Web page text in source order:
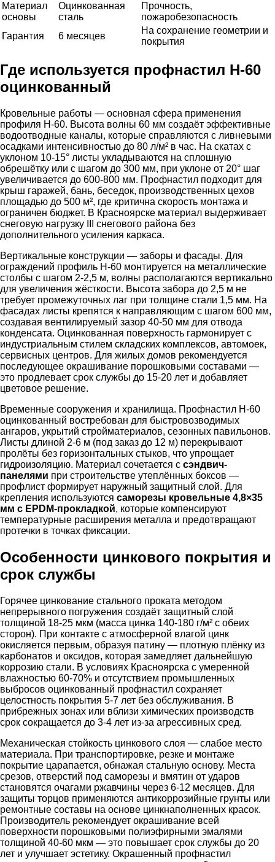
Материал
основы
Оцинкованная
сталь
Прочность,
пожаробезопасность
Гарантия
6 месяцев
На сохранение геометрии и
покрытия
Где используется профнастил Н-60
оцинкованный
Кровельные работы — основная сфера применения
профиля Н-60. Высота волны 60 мм создаёт эффективные
водоотводные каналы, которые справляются с ливневыми
осадками интенсивностью до 80 л/м² в час. На скатах с
уклоном 10-15° листы укладываются на сплошную
обрешётку или с шагом до 300 мм, при уклоне от 20° шаг
увеличивается до 600-800 мм. Профнастил подходит для
крыш гаражей, бань, беседок, производственных цехов
площадью до 500 м², где критична скорость монтажа и
ограничен бюджет. В Красноярске материал выдерживает
снеговую нагрузку III снегового района без
дополнительного усиления каркаса.
Вертикальные конструкции — заборы и фасады. Для
ограждений профиль Н-60 монтируется на металлические
столбы с шагом 2-2,5 м, волны располагаются вертикально
для увеличения жёсткости. Высота забора до 2,5 м не
требует промежуточных лаг при толщине стали 1,5 мм. На
фасадах листы крепятся к направляющим с шагом 600 мм,
создавая вентилируемый зазор 40-50 мм для отвода
конденсата. Оцинкованная поверхность гармонирует с
индустриальным стилем складских комплексов, автомоек,
сервисных центров. Для жилых домов рекомендуется
последующее окрашивание порошковыми составами —
это продлевает срок службы до 15-20 лет и добавляет
цветовое решение.
Временные сооружения и хранилища. Профнастил Н-60
оцинкованный востребован для быстровозводимых
ангаров, укрытий стройматериалов, сезонных павильонов.
Листы длиной 2-6 м (под заказ до 12 м) перекрывают
пролёты без горизонтальных стыков, что упрощает
гидроизоляцию. Материал сочетается с сэндвич-
панелями при строительстве утеплённых боксов —
профлист формирует наружный защитный слой. Для
крепления используются саморезы кровельные 4,8×35
мм с EPDM-прокладкой, которые компенсируют
температурные расширения металла и предотвращают
протечки в точках фиксации.
Особенности цинкового покрытия и
срок службы
Горячее цинкование стального проката методом
непрерывного погружения создаёт защитный слой
толщиной 18-25 мкм (масса цинка 140-180 г/м² с обеих
сторон). При контакте с атмосферной влагой цинк
окисляется первым, образуя патину — плотную плёнку из
карбонатов и оксидов, которая замедляет дальнейшую
коррозию стали. В условиях Красноярска с умеренной
влажностью 60-70% и отсутствием промышленных
выбросов оцинкованный профнастил сохраняет
целостность покрытия 5-7 лет без обслуживания. В
прибрежных зонах или вблизи химических производств
срок сокращается до 3-4 лет из-за агрессивных сред.
Механическая стойкость цинкового слоя — слабое место
материала. При транспортировке, резке и монтаже
покрытие царапается, обнажая стальную основу. Места
срезов, отверстий под саморезы и вмятин от ударов
становятся очагами ржавчины через 6-12 месяцев. Для
защиты торцов применяются антикоррозийные грунты или
ремонтные составы на основе цинкнаполненных красок.
Производитель рекомендует окрашивание всей
поверхности порошковыми полиэфирными эмалями
толщиной 40-60 мкм — это повышает срок службы до 20
лет и улучшает эстетику. Окрашенный профнастил